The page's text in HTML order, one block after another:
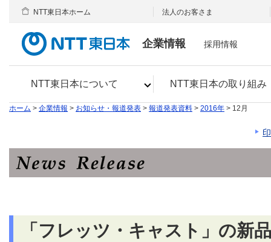
企業情報
NTT東日本について NTT東日本の取り組み
NTT東日本ホーム 法人のお客さま
採用情報
ホーム > 企業情報 > お知らせ・報道発表 > 報道発表資料 > 2016年 > 12月
「フレッツ・キャスト」の新